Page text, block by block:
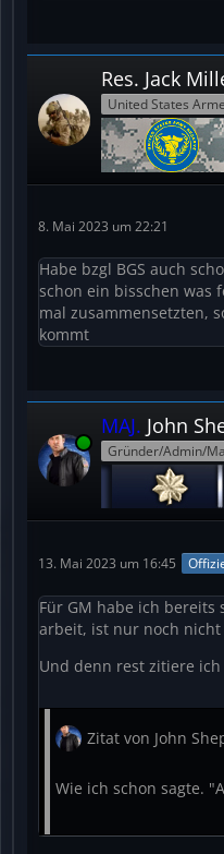
Res. Jack
8. Mai 2023 um 22:21
Habe bzgl BGS auch
schon ein bisschen was
mal zusammensetzten,
kommt
Online
MAJ. John
Gründer/Admin/
13. Mai 2023 um 16:45
Für GM habe ich
arbeit, ist nur noch
Und denn rest zitiere
Zitat von John
Wie ich schon sagte.